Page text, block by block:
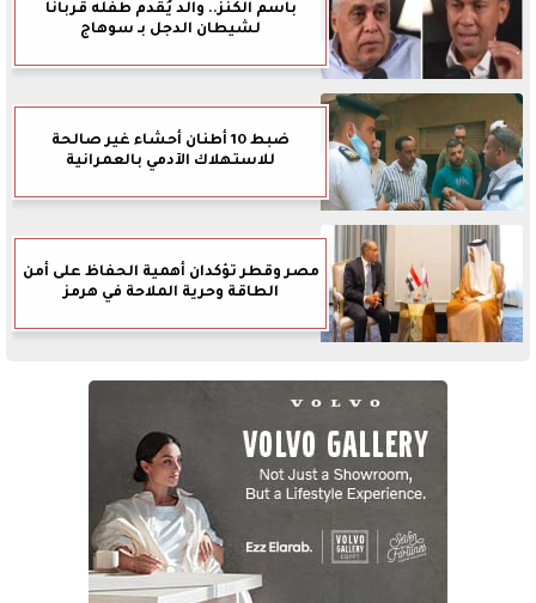
باسم الكنز.. والد يُقدم طفله قربانا
لشيطان الدجل بـ سوهاج
ضبط 10 أطنان أحشاء غير صالحة
للاستهلاك الآدمي بالعمرانية
مصر وقطر تؤكدان أهمية الحفاظ على أمن
الطاقة وحرية الملاحة في هرمز